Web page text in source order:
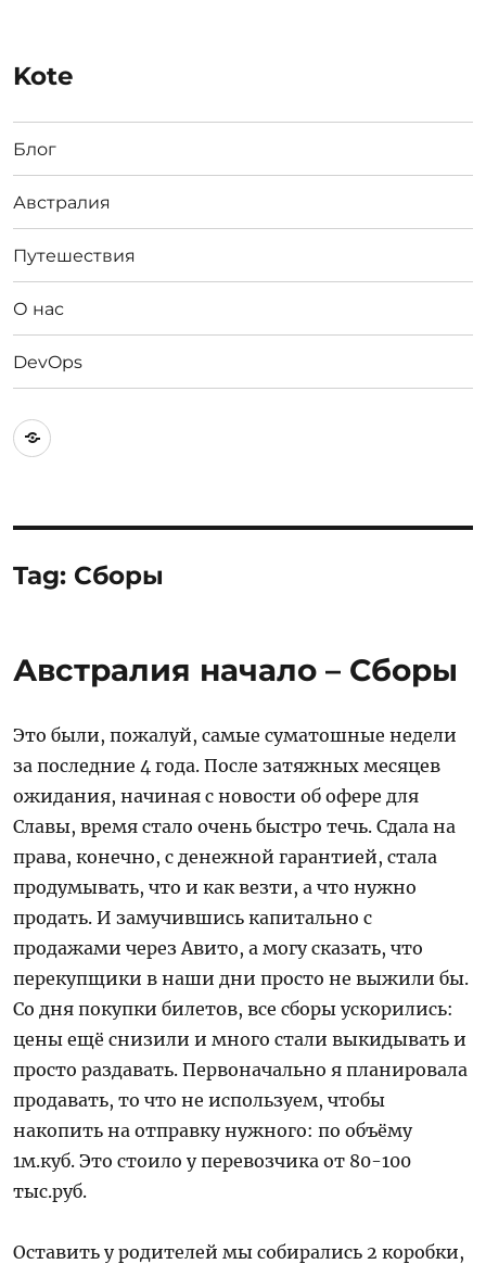
Kote
Блог
Австралия
Путешествия
О нас
DevOps
Австралия
Tag: Сборы
Австралия начало – Сборы
Это были, пожалуй, самые суматошные недели
за последние 4 года. После затяжных месяцев
ожидания, начиная с новости об офере для
Славы, время стало очень быстро течь. Сдала на
права, конечно, с денежной гарантией, стала
продумывать, что и как везти, а что нужно
продать. И замучившись капитально с
продажами через Авито, а могу сказать, что
перекупщики в наши дни просто не выжили бы.
Со дня покупки билетов, все сборы ускорились:
цены ещё снизили и много стали выкидывать и
просто раздавать. Первоначально я планировала
продавать, то что не используем, чтобы
накопить на отправку нужного: по объёму
1м.куб. Это стоило у перевозчика от 80-100
тыс.руб.
Оставить у родителей мы собирались 2 коробки,